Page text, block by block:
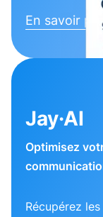
En savoir
Jay·AI
Optimisez
Récupérez